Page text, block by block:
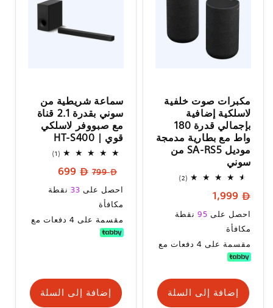
مكبرات صوت خلفية
لاسلكية إضافية
بإجمالي قدرة 180
واط مع بطارية مدمجة
موديل SA-RS5 من
سوني
(2)
2
السعر
العادي
السعر
العادي
احصل على 95 نقطة
مكافأة
مقسمة على 4 دفعات مع
إضافة إلى السلة
سماعة شريطية من
سوني بقدرة 2.1 قناة
مع صبووفر لاسلكي
قوي | HT-S400
(1)
1
السعر
العادي
799
سعر
البيع
سعر
البيع
احصل على 33 نقطة
مكافأة
مقسمة على 4 دفعات مع
إضافة إلى السلة